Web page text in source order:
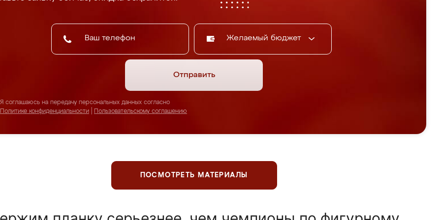
Желаемый бюджет
Отправить
Я соглашаюсь на передачу персональных данных согласно
Политике конфиденциальности
Пользовательскому соглашению
ПОСМОТРЕТЬ МАТЕРИАЛЫ